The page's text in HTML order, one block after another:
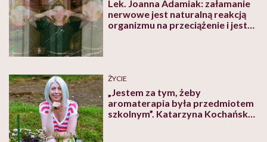
Lek. Joanna Adamiak: załamanie
nerwowe jest naturalną reakcją
organizmu na przeciążenie i jest
ŻYCIE
„Jestem za tym, żeby
aromaterapia była przedmiotem
szkolnym”. Katarzyna Kochańska